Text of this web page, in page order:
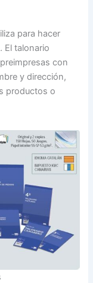
para hacer
El talonario
con
y dirección,
productos o